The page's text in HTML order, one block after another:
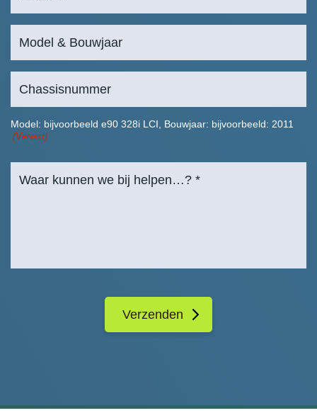
Model: bijvoorbeeld e90 328i LCI, Bouwjaar: bijvoorbeeld: 2011
(Vereist)